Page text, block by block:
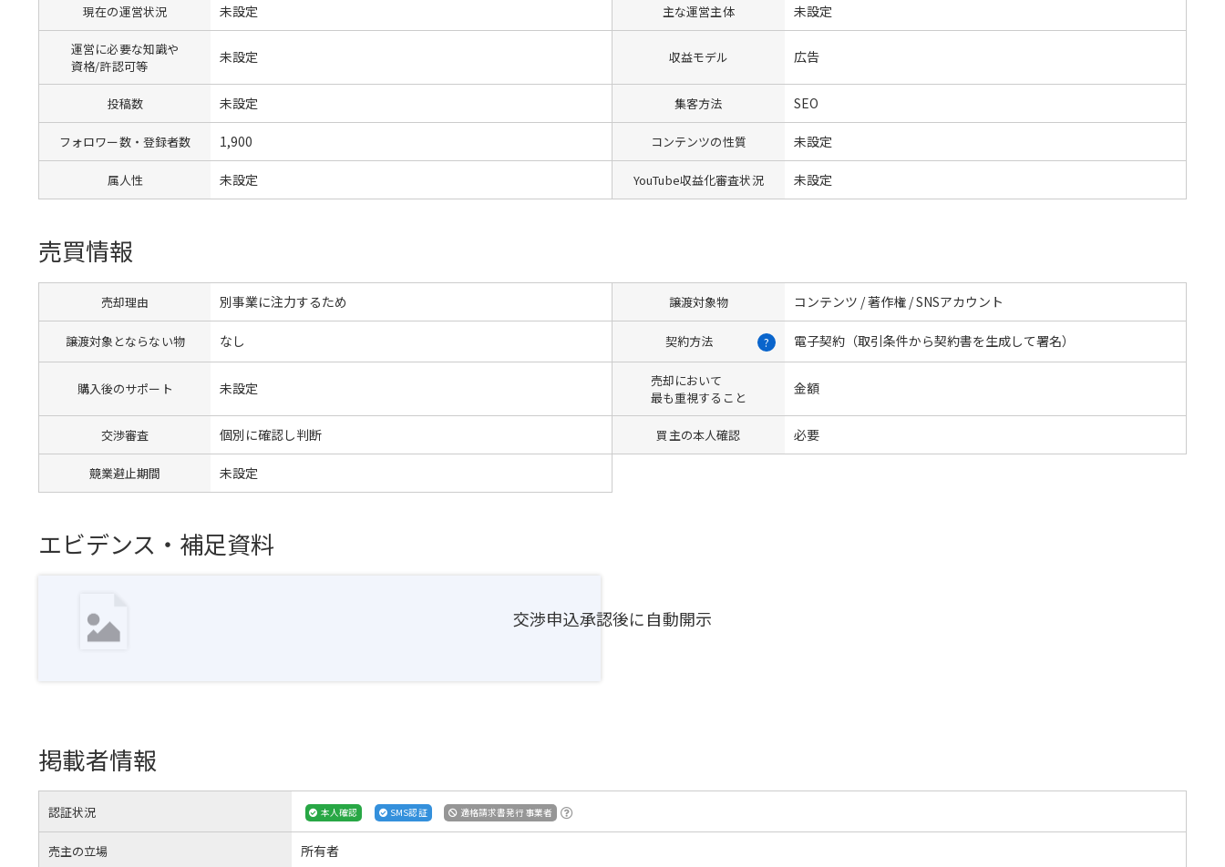
現在の運営状況 未設定 主な運営主体 未設定
運営に必要な知識や
資格/許認可等
未設定 収益モデル 広告
投稿数 未設定 集客方法 SEO
フォロワー数・登録者数 1,900 コンテンツの性質 未設定
属人性 未設定 YouTube収益化審査状況 未設定
売買情報
売却理由 別事業に注力するため 譲渡対象物 コンテンツ / 著作権 / SNSアカウント
譲渡対象とならない物 なし 契約方法 ? 電子契約（取引条件から契約書を生成して署名）
購入後のサポート 未設定
売却において
最も重視すること
金額
交渉審査 個別に確認し判断 買主の本人確認 必要
競業避止期間 未設定
エビデンス・補足資料
交渉申込承認後に自動開示
掲載者情報
認証状況 本人確認 SMS認証 適格請求書発行事業者
売主の立場 所有者